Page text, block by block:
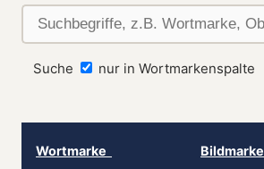
Suche nur in Wortmarkenspalte
Wortmarke Bildmarke